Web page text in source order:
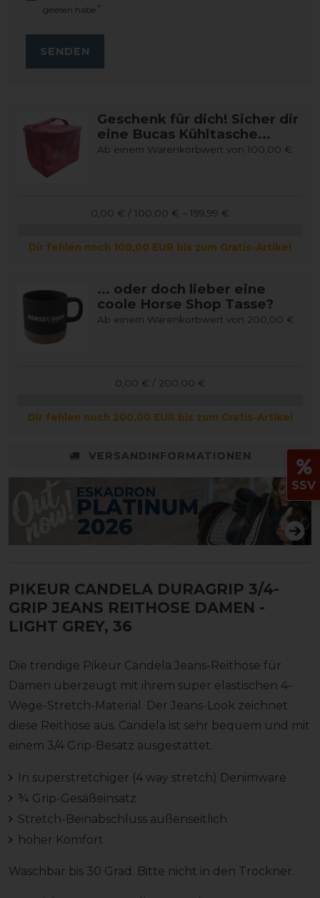
gelesen habe. *
SENDEN
Geschenk für dich! Sicher dir
eine Bucas Kühltasche...
Ab einem Warenkorbwert von 100,00 €
0,00 € / 100,00 € – 199,99 €
Dir fehlen noch 100,00 EUR bis zum Gratis-Artikel
... oder doch lieber eine
coole Horse Shop Tasse?
Ab einem Warenkorbwert von 200,00 €
0,00 € / 200,00 €
Dir fehlen noch 200,00 EUR bis zum Gratis-Artikel
VERSANDINFORMATIONEN
PIKEUR CANDELA DURAGRIP 3/4-
GRIP JEANS REITHOSE DAMEN -
LIGHT GREY, 36
Die trendige Pikeur Candela Jeans-Reithose für
Damen überzeugt mit ihrem super elastischen 4-
Wege-Stretch-Material. Der Jeans-Look zeichnet
diese Reithose aus. Candela ist sehr bequem und mit
einem 3/4 Grip-Besatz ausgestattet.
In superstretchiger (4 way stretch) Denimware
¾ Grip-Gesäßeinsatz
Stretch-Beinabschluss außenseitlich
hoher Komfort
Waschbar bis 30 Grad. Bitte nicht in den Trockner.
SSV